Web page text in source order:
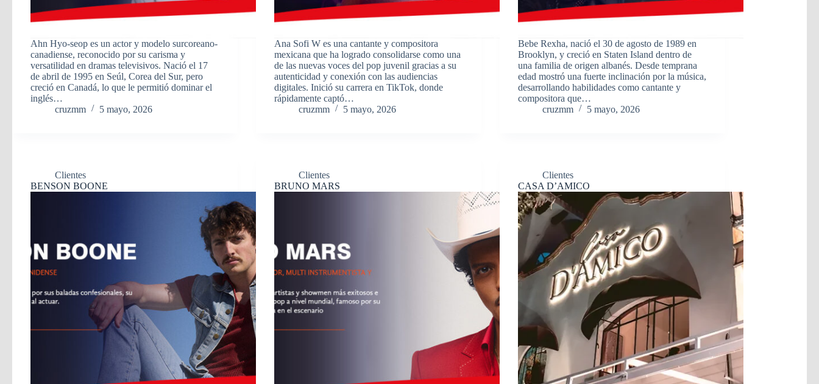
Ahn Hyo-seop es un actor y modelo surcoreano-
canadiense, reconocido por su carisma y
versatilidad en dramas televisivos. Nació el 17
de abril de 1995 en Seúl, Corea del Sur, pero
creció en Canadá, lo que le permitió dominar el
inglés…
cruzmm
5 mayo, 2026
Ana Sofi W es una cantante y compositora
mexicana que ha logrado consolidarse como una
de las nuevas voces del pop juvenil gracias a su
autenticidad y conexión con las audiencias
digitales. Inició su carrera en TikTok, donde
rápidamente captó…
cruzmm
5 mayo, 2026
Bebe Rexha, nació el 30 de agosto de 1989 en
Brooklyn, y creció en Staten Island dentro de
una familia de origen albanés. Desde temprana
edad mostró una fuerte inclinación por la música,
desarrollando habilidades como cantante y
compositora que…
cruzmm
5 mayo, 2026
Clientes
BENSON BOONE
Clientes
BRUNO MARS
Clientes
CASA D’AMICO